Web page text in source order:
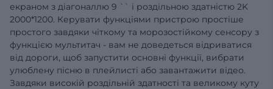
екраном з діагоналлю 9 `` і роздільною здатністю 2K
2000*1200. Керувати функціями пристрою простіше
простого завдяки чіткому та морозостійкому сенсору з
функцією мультитач - вам не доведеться відриватися
від дороги, щоб запустити основні функції, вибрати
улюблену пісню в плейлисті або завантажити відео.
Завдяки високій роздільній здатності та великому куту